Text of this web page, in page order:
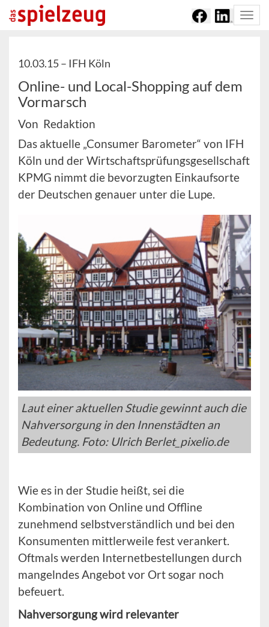
10.03.15 – IFH Köln
Online- und Local-Shopping auf dem
Vormarsch
Von Redaktion
Das aktuelle „Consumer Barometer“ von IFH
Köln und der Wirtschaftsprüfungsgesellschaft
KPMG nimmt die bevorzugten Einkaufsorte
der Deutschen genauer unter die Lupe.
Laut einer aktuellen Studie gewinnt auch die
Nahversorgung in den Innenstädten an
Bedeutung. Foto: Ulrich Berlet_pixelio.de
Wie es in der Studie heißt, sei die
Kombination von Online und Offline
zunehmend selbstverständlich und bei den
Konsumenten mittlerweile fest verankert.
Oftmals werden Internetbestellungen durch
mangelndes Angebot vor Ort sogar noch
befeuert.
Nahversorgung wird relevanter